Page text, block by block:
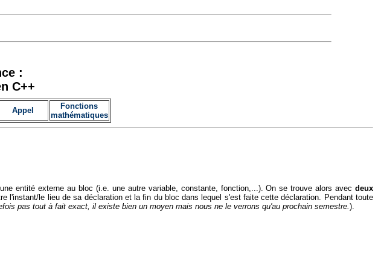
:
C++
Appel
Fonctions
mathématiques
entité externe au bloc (i.e. une autre variable, constante, fonction,...). On se trouve alors avec deux
l'instant/le lieu de sa déclaration et la fin du bloc dans lequel s'est faite cette déclaration. Pendant toute
pas tout à fait exact, il existe bien un moyen mais nous ne le verrons qu'au prochain semestre.).